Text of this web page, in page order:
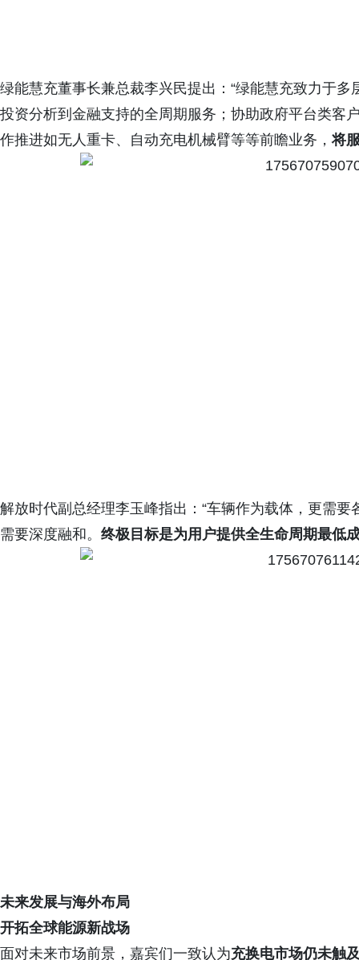
绿能慧充董事长兼总裁李兴民提出：“绿能慧充致力于
投资分析到金融支持的全周期服务；协助政府平台类客
作推进如无人重卡、自动充电机械臂等等前瞻业务， 将
解放时代副总经理李玉峰指出：“车辆作为载体，更需
需要深度融和。 终极目标是为用户提供全生命周期最低
未来发展与海外布局
开拓全球能源新战场
面对未来市场前景，嘉宾们一致认为充换电市场仍未触